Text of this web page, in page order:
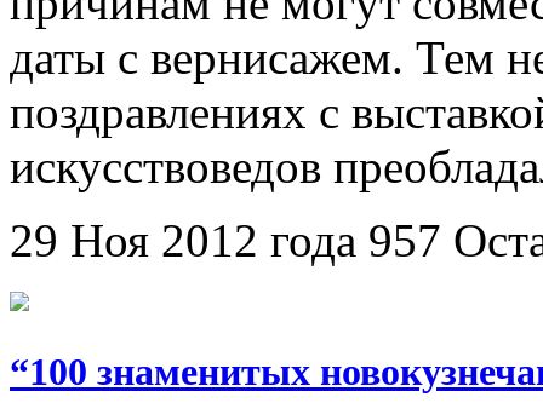
даты с вернисажем. Тем
поздравлениях с
искусствоведов
29 Ноя 2012 года 957
“100 знаменитых